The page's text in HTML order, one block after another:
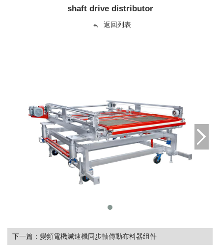
shaft drive distributor
返回列表
下一篇： 變頻電機減速機同步軸傳動布料器组件